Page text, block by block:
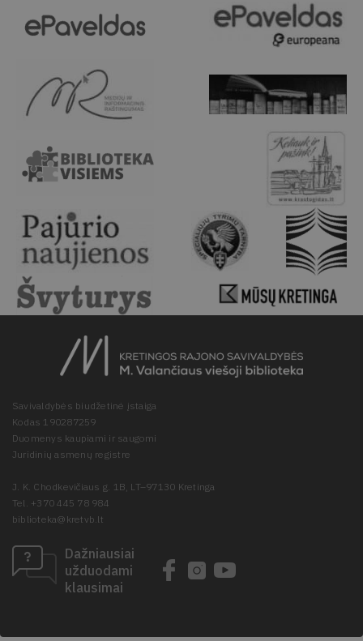
Savivaldybės biudžetinė įstaiga
Kodas 190287259
Duomenys kaupiami ir saugomi
Juridinių asmenų registre
J. K. Chodkevičiaus g. 1B, LT–97130 Kretinga
Tel. +370 445 78 984
biblioteka@kretvb.lt
Dažniausiai
užduodami
klausimai